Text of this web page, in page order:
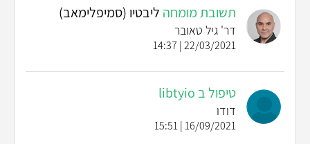
תשובת מומחה ליבטיו (סמיפלימאב)
דר' גיל טאובר
22/03/2021 | 14:37
טיפול ב libtyio
דודו
16/09/2021 | 15:51